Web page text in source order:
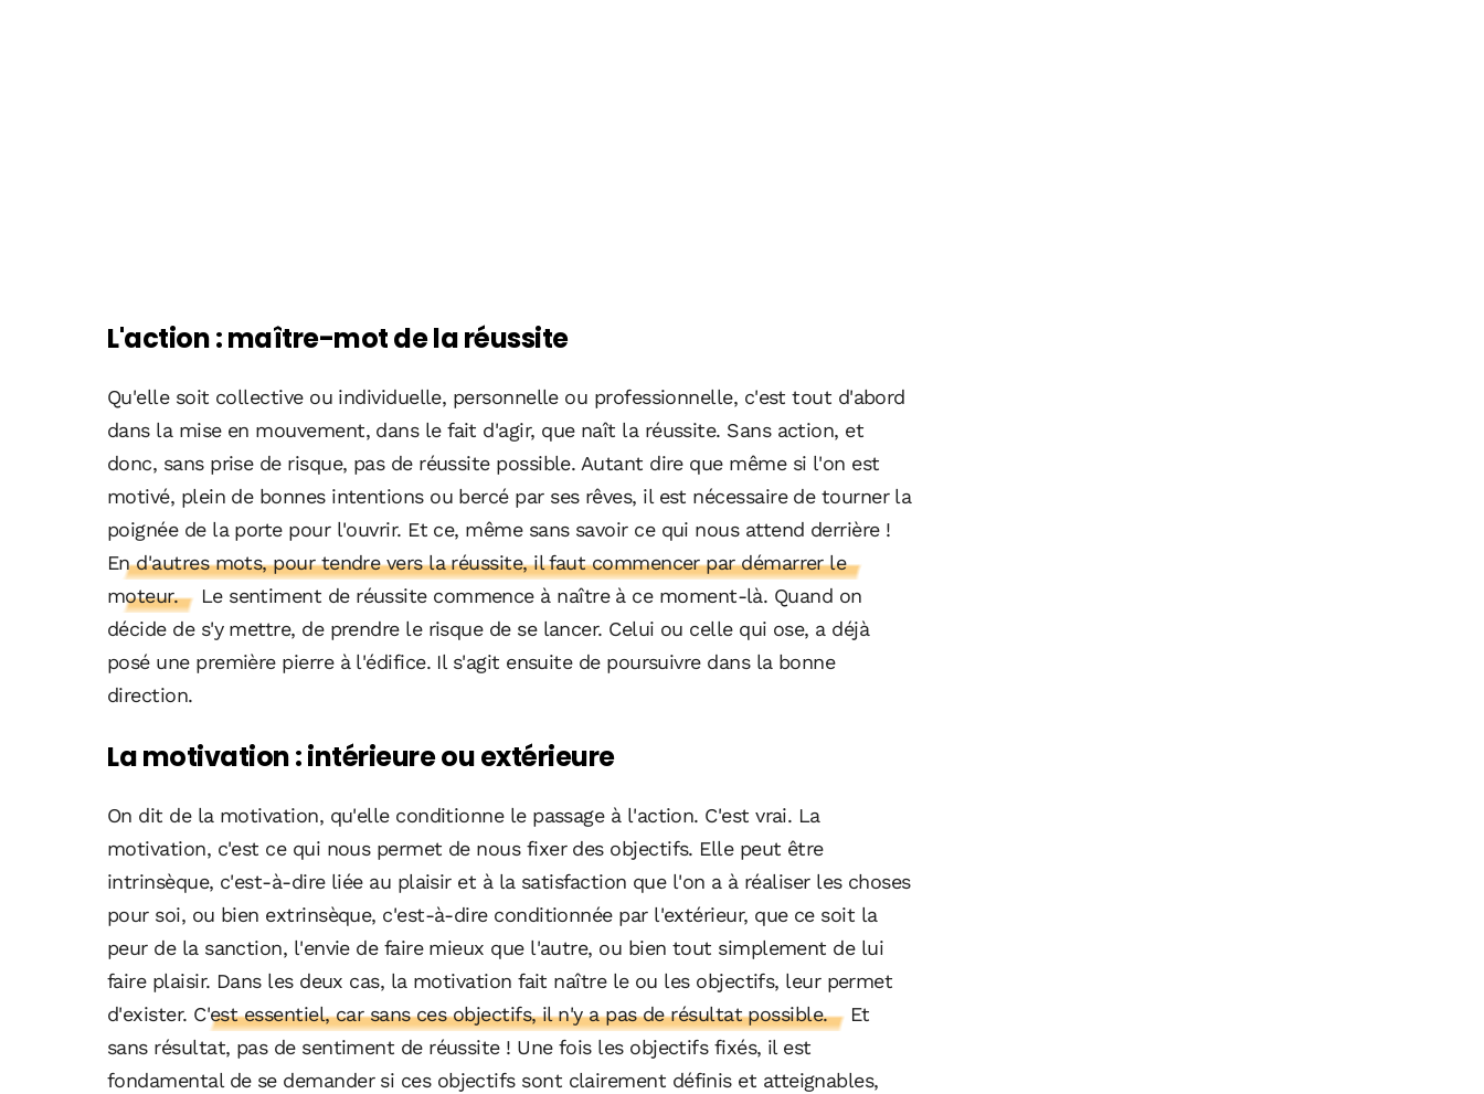
L'action : maître-mot de la réussite
Qu'elle soit collective ou individuelle, personnelle ou professionnelle, c'est tout d'abord
dans la mise en mouvement, dans le fait d'agir, que naît la réussite. Sans action, et
donc, sans prise de risque, pas de réussite possible. Autant dire que même si l'on est
motivé, plein de bonnes intentions ou bercé par ses rêves, il est nécessaire de tourner la
poignée de la porte pour l'ouvrir. Et ce, même sans savoir ce qui nous attend derrière !
En d'autres mots, pour tendre vers la réussite, il faut commencer par démarrer le
moteur.
Le sentiment de réussite commence à naître à ce moment-là. Quand on
décide de s'y mettre, de prendre le risque de se lancer. Celui ou celle qui ose, a déjà
posé une première pierre à l'édifice. Il s'agit ensuite de poursuivre dans la bonne
direction.
La motivation : intérieure ou extérieure
On dit de la motivation, qu'elle conditionne le passage à l'action. C'est vrai. La
motivation, c'est ce qui nous permet de nous fixer des objectifs. Elle peut être
intrinsèque, c'est-à-dire liée au plaisir et à la satisfaction que l'on a à réaliser les choses
pour soi, ou bien extrinsèque, c'est-à-dire conditionnée par l'extérieur, que ce soit la
peur de la sanction, l'envie de faire mieux que l'autre, ou bien tout simplement de lui
faire plaisir. Dans les deux cas, la motivation fait naître le ou les objectifs, leur permet
d'exister. C'est essentiel, car sans ces objectifs, il n'y a pas de résultat possible.
Et
sans résultat, pas de sentiment de réussite ! Une fois les objectifs fixés, il est
fondamental de se demander si ces objectifs sont clairement définis et atteignables,